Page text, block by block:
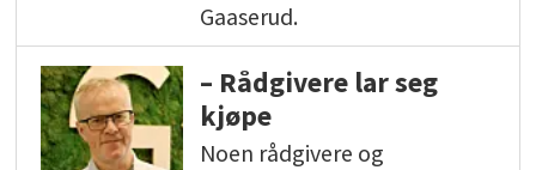
Gaaserud.
– Rådgivere lar seg
kjøpe
Noen rådgivere og